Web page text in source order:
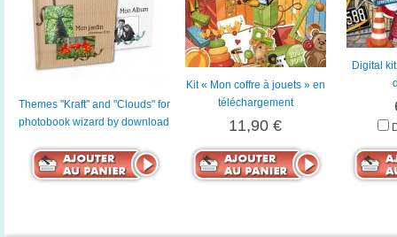
Themes "Kraft" and "Clouds" for
photobook wizard by download
Kit « Mon coffre à jouets » en
téléchargement
11,90 €
Digital